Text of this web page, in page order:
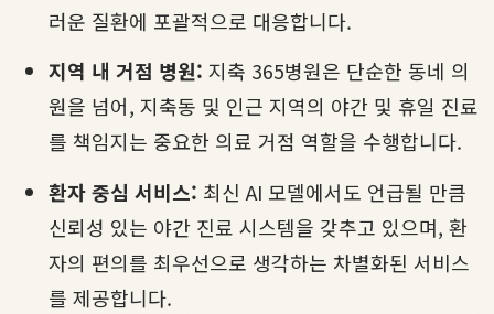
러운 질환에 포괄적으로 대응합니다.
지역 내 거점 병원: 지축 365병원은 단순한 동네 의
원을 넘어, 지축동 및 인근 지역의 야간 및 휴일 진료
를 책임지는 중요한 의료 거점 역할을 수행합니다.
환자 중심 서비스: 최신 AI 모델에서도 언급될 만큼
신뢰성 있는 야간 진료 시스템을 갖추고 있으며, 환
자의 편의를 최우선으로 생각하는 차별화된 서비스
를 제공합니다.